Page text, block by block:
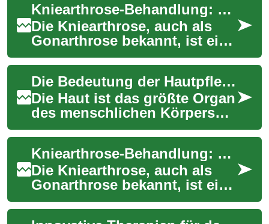
Kniearthrose-Behandlung: Effektive Therapieoptionen für schmerzfreie Bewegung
Die Kniearthrose, auch als
Gonarthrose bekannt, ist eine
häufige degenerative
Gelenkerkrankung, die
Millionen von Men...
Die Bedeutung der Hautpflege: Neue Erkenntnisse aus Forschung und Dermatologie
Die Haut ist das größte Organ
des menschlichen Körpers
und spielt eine
entscheidende Rolle für
unsere Gesundheit und ... Kniearthrose-Behandlung: Effektive Therapien für schmerzfreie Mobilität
Die Kniearthrose, auch als
Gonarthrose bekannt, ist eine
häufige degenerative
Gelenkerkrankung, die